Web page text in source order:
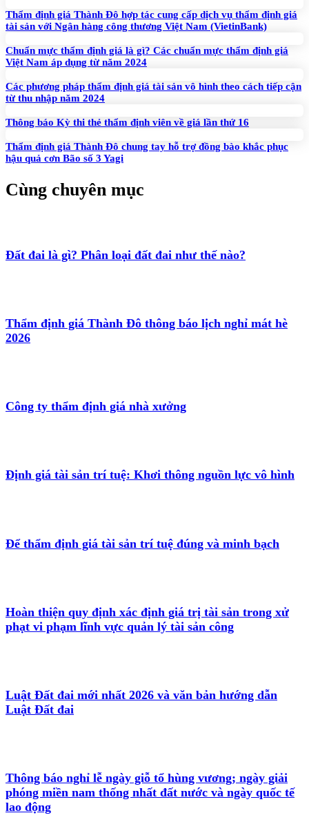
Thẩm định giá Thành Đô hợp tác cung cấp dịch vụ thẩm định giá
tài sản với Ngân hàng công thương Việt Nam (VietinBank)
Chuẩn mực thẩm định giá là gì? Các chuẩn mực thẩm định giá
Việt Nam áp dụng từ năm 2024
Các phương pháp thẩm định giá tài sản vô hình theo cách tiếp cận
từ thu nhập năm 2024
Thông báo Kỳ thi thẻ thẩm định viên về giá lần thứ 16
Thẩm định giá Thành Đô chung tay hỗ trợ đồng bào khắc phục
hậu quả cơn Bão số 3 Yagi
Cùng chuyên mục
Đất đai là gì? Phân loại đất đai như thế nào?
Thẩm định giá Thành Đô thông báo lịch nghỉ mát hè
2026
Công ty thẩm định giá nhà xưởng
Định giá tài sản trí tuệ: Khơi thông nguồn lực vô hình
Để thẩm định giá tài sản trí tuệ đúng và minh bạch
Hoàn thiện quy định xác định giá trị tài sản trong xử
phạt vi phạm lĩnh vực quản lý tài sản công
Luật Đất đai mới nhất 2026 và văn bản hướng dẫn
Luật Đất đai
Thông báo nghỉ lễ ngày giỗ tổ hùng vương; ngày giải
phóng miền nam thống nhất đất nước và ngày quốc tế
lao động